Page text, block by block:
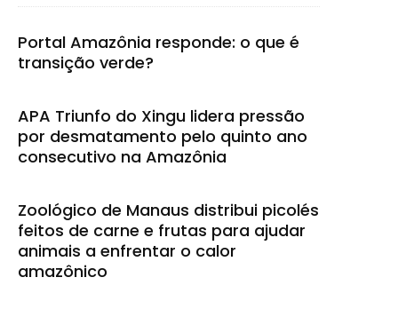
Portal Amazônia responde: o que é
transição verde?
APA Triunfo do Xingu lidera pressão
por desmatamento pelo quinto ano
consecutivo na Amazônia
Zoológico de Manaus distribui picolés
feitos de carne e frutas para ajudar
animais a enfrentar o calor
amazônico